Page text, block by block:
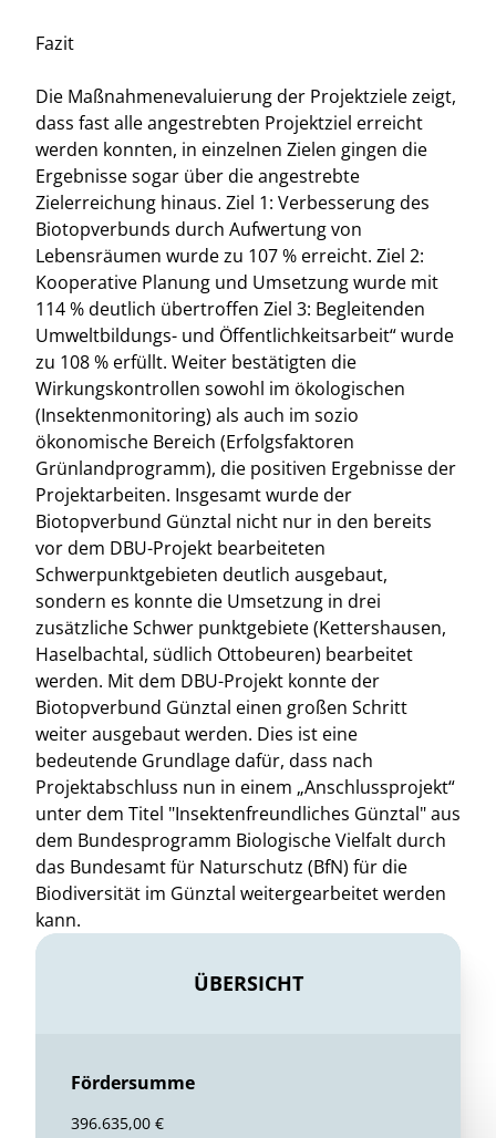
Fazit
Die Maßnahmenevaluierung der Projektziele zeigt,
dass fast alle angestrebten Projektziel erreicht
werden konnten, in einzelnen Zielen gingen die
Ergebnisse sogar über die angestrebte
Zielerreichung hinaus. Ziel 1: Verbesserung des
Biotopverbunds durch Aufwertung von
Lebensräumen wurde zu 107 % erreicht. Ziel 2:
Kooperative Planung und Umsetzung wurde mit
114 % deutlich übertroffen Ziel 3: Begleitenden
Umweltbildungs- und Öffentlichkeitsarbeit“ wurde
zu 108 % erfüllt. Weiter bestätigten die
Wirkungskontrollen sowohl im ökologischen
(Insektenmonitoring) als auch im sozio
ökonomische Bereich (Erfolgsfaktoren
Grünlandprogramm), die positiven Ergebnisse der
Projektarbeiten. Insgesamt wurde der
Biotopverbund Günztal nicht nur in den bereits
vor dem DBU-Projekt bearbeiteten
Schwerpunktgebieten deutlich ausgebaut,
sondern es konnte die Umsetzung in drei
zusätzliche Schwer punktgebiete (Kettershausen,
Haselbachtal, südlich Ottobeuren) bearbeitet
werden. Mit dem DBU-Projekt konnte der
Biotopverbund Günztal einen großen Schritt
weiter ausgebaut werden. Dies ist eine
bedeutende Grundlage dafür, dass nach
Projektabschluss nun in einem „Anschlussprojekt“
unter dem Titel "Insektenfreundliches Günztal" aus
dem Bundesprogramm Biologische Vielfalt durch
das Bundesamt für Naturschutz (BfN) für die
Biodiversität im Günztal weitergearbeitet werden
kann.
ÜBERSICHT
Fördersumme
396.635,00 €